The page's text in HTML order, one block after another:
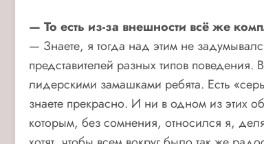
— То есть из-за внешности всё же
— Знаете, я тогда над этим не
представителей разных типов
лидерскими замашками ребята. Есть
знаете прекрасно. И ни в одном из этих
которым, без сомнения, относился я,